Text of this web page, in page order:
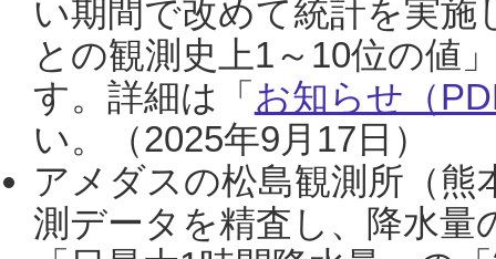
い期間で改めて統計を実
との観測史上1～10位の値
す。詳細は「 お知らせ（
い。（2025年9月17日）
アメダスの松島観測所（熊
測データを精査し、降水